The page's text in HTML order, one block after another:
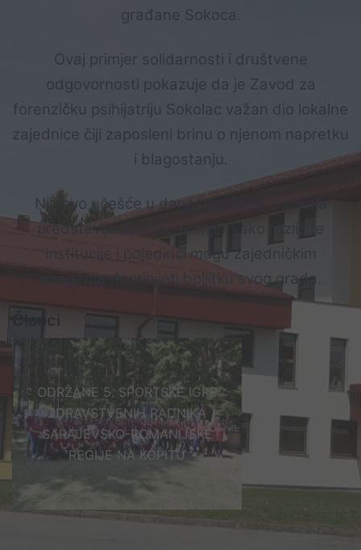
građane Sokoca.
Ovaj primjer solidarnosti i društvene
odgovornosti pokazuje da je Zavod za
forenzičku psihijatriju Sokolac važan dio lokalne
zajednice čiji zaposleni brinu o njenom napretku
i blagostanju.
Njihovo učešće u današnjoj akciji čišćenja
predstavlja svijetao primjer kako različite
institucije i pojedinci mogu zajedničkim
snagama doprinijeti boljitku svog grada.
Članci
ODRŽANE 5. SPORTSKE IGRE
ZDRAVSTVENIH RADNIKA
SARAJEVSKO-ROMANIJSKE
REGIJE NA KOPITU